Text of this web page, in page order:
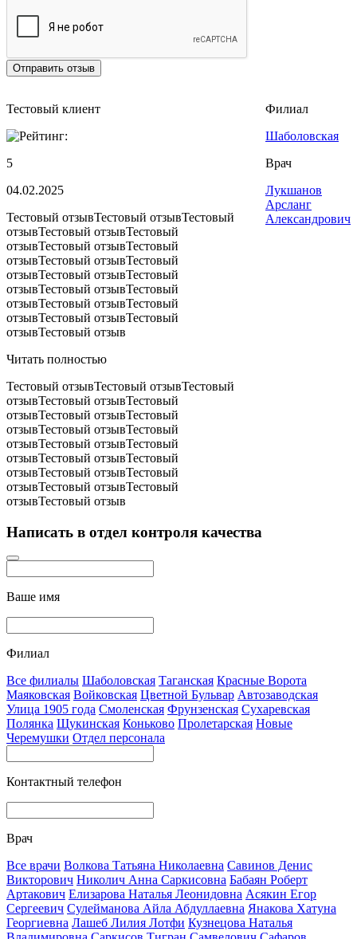
Тестовый клиент
5
04.02.2025
Тестовый отзывТестовый отзывТестовый
отзывТестовый отзывТестовый
отзывТестовый отзывТестовый
отзывТестовый отзывТестовый
отзывТестовый отзывТестовый
отзывТестовый отзывТестовый
отзывТестовый отзывТестовый
отзывТестовый отзывТестовый
отзывТестовый отзыв
Читать полностью
Тестовый отзывТестовый отзывТестовый
отзывТестовый отзывТестовый
отзывТестовый отзывТестовый
отзывТестовый отзывТестовый
отзывТестовый отзывТестовый
отзывТестовый отзывТестовый
отзывТестовый отзывТестовый
отзывТестовый отзывТестовый
отзывТестовый отзыв
Филиал
Шаболовская
Врач
Лукшанов
Арсланг
Александрович
Написать в отдел контроля качества
Ваше имя
Филиал
Все филиалы Шаболовская Таганская Красные Ворота
Маяковская Войковская Цветной Бульвар Автозаводская
Улица 1905 года Смоленская Фрунзенская Сухаревская
Полянка Щукинская Коньково Пролетарская Новые
Черемушки Отдел персонала
Контактный телефон
Врач
Все врачи Волкова Татьяна Николаевна Савинов Денис
Викторович Николич Анна Саркисовна Бабаян Роберт
Артакович Елизарова Наталья Леонидовна Асякин Егор
Сергеевич Сулейманова Айла Абдуллаевна Янакова Хатуна
Георгиевна Лашеб Лилия Лотфи Кузнецова Наталья